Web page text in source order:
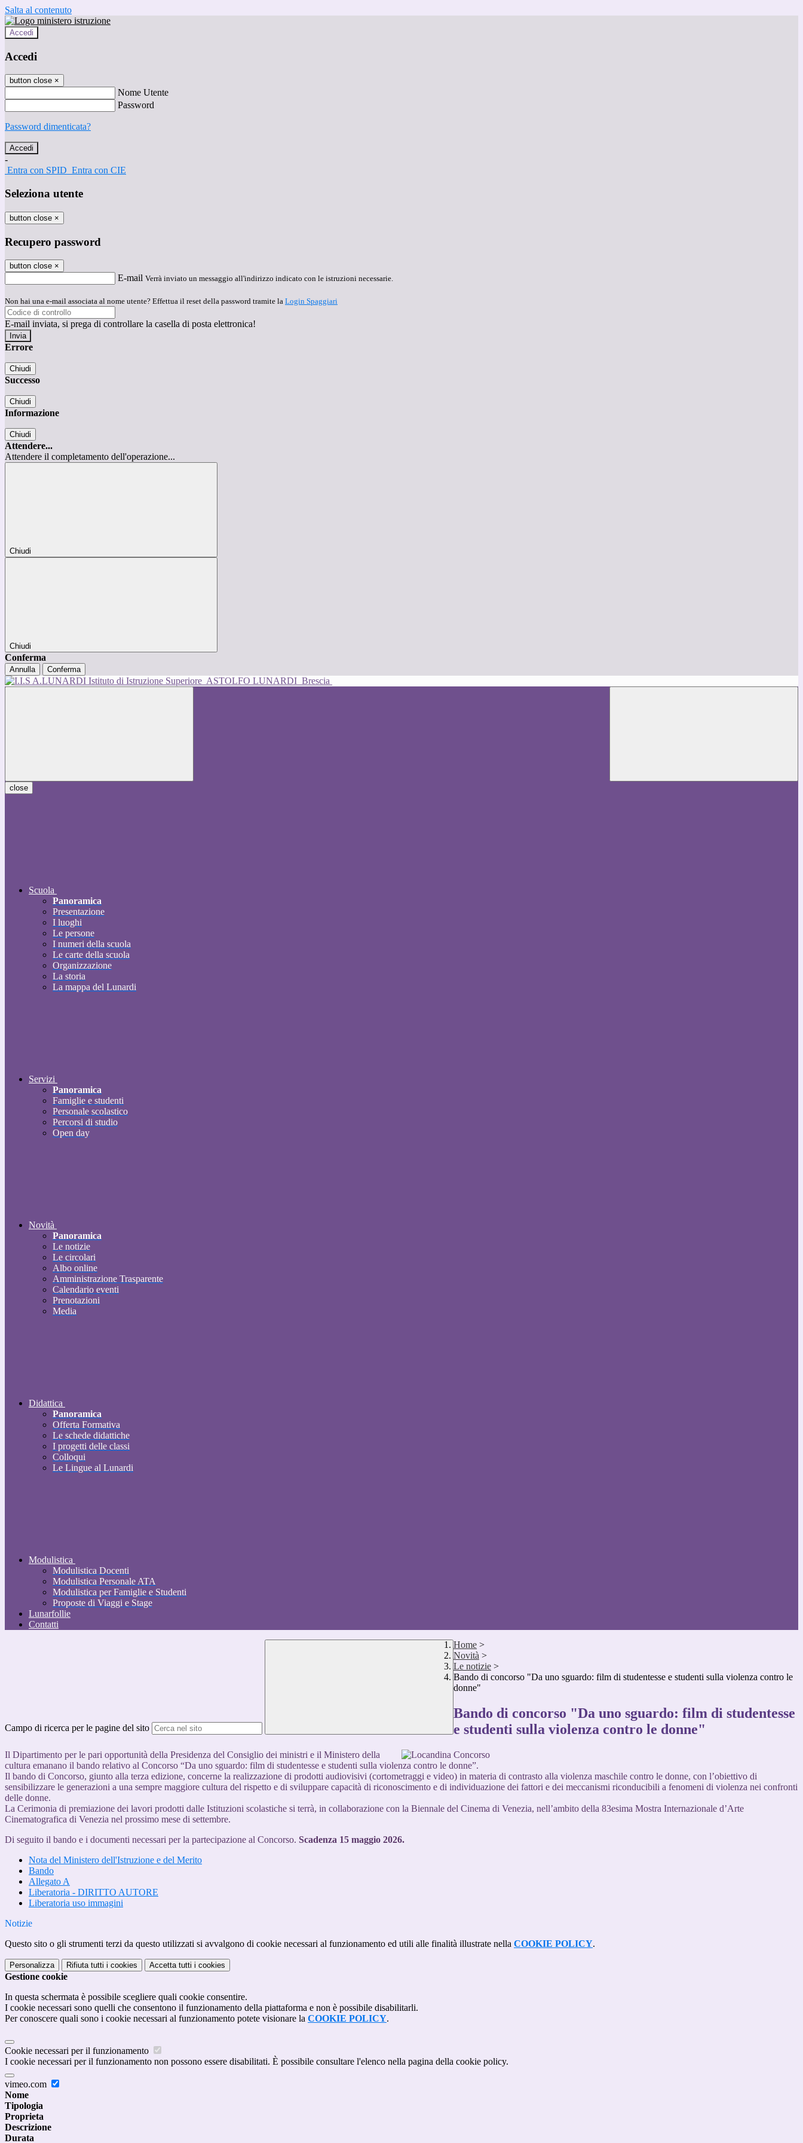
Salta al contenuto
Accedi
Accedi
button close ×
Nome Utente
Password
Password dimenticata?
-
Entra con SPID Entra con CIE
Seleziona utente
button close ×
Recupero password
button close ×
E-mail Verrà inviato un messaggio all'indirizzo indicato con le istruzioni necessarie.
Non hai una e-mail associata al nome utente? Effettua il reset della password tramite la Login Spaggiari
E-mail inviata, si prega di controllare la casella di posta elettronica!
Errore
Chiudi
Successo
Chiudi
Informazione
Chiudi
Attendere...
Attendere il completamento dell'operazione...
Chiudi
Chiudi
Conferma
Annulla Conferma
Istituto di Istruzione Superiore ASTOLFO LUNARDI Brescia
close
Scuola
Panoramica
Presentazione
I luoghi
Le persone
I numeri della scuola
Le carte della scuola
Organizzazione
La storia
La mappa del Lunardi
Servizi
Panoramica
Famiglie e studenti
Personale scolastico
Percorsi di studio
Open day
Novità
Panoramica
Le notizie
Le circolari
Albo online
Amministrazione Trasparente
Calendario eventi
Prenotazioni
Media
Didattica
Panoramica
Offerta Formativa
Le schede didattiche
I progetti delle classi
Colloqui
Le Lingue al Lunardi
Modulistica
Modulistica Docenti
Modulistica Personale ATA
Modulistica per Famiglie e Studenti
Proposte di Viaggi e Stage
Lunarfollie
Contatti
Campo di ricerca per le pagine del sito
Home >
Novità >
Le notizie >
Bando di concorso "Da uno sguardo: film di studentesse e studenti sulla violenza contro le
donne"
Bando di concorso "Da uno sguardo: film di studentesse
e studenti sulla violenza contro le donne"
Il Dipartimento per le pari opportunità della Presidenza del Consiglio dei ministri e il Ministero della
cultura emanano il bando relativo al Concorso “Da uno sguardo: film di studentesse e studenti sulla violenza contro le donne”.
Il bando di Concorso, giunto alla terza edizione, concerne la realizzazione di prodotti audiovisivi (cortometraggi e video) in materia di contrasto alla violenza maschile contro le donne, con l’obiettivo di
sensibilizzare le generazioni a una sempre maggiore cultura del rispetto e di sviluppare capacità di riconoscimento e di individuazione dei fattori e dei meccanismi riconducibili a fenomeni di violenza nei confronti
delle donne.
La Cerimonia di premiazione dei lavori prodotti dalle Istituzioni scolastiche si terrà, in collaborazione con la Biennale del Cinema di Venezia, nell’ambito della 83esima Mostra Internazionale d’Arte
Cinematografica di Venezia nel prossimo mese di settembre.
Di seguito il bando e i documenti necessari per la partecipazione al Concorso. Scadenza 15 maggio 2026.
Nota del Ministero dell'Istruzione e del Merito
Bando
Allegato A
Liberatoria - DIRITTO AUTORE
Liberatoria uso immagini
Notizie
Questo sito o gli strumenti terzi da questo utilizzati si avvalgono di cookie necessari al funzionamento ed utili alle finalità illustrate nella COOKIE POLICY.
Personalizza Rifiuta tutti i cookies Accetta tutti i cookies
Gestione cookie
In questa schermata è possibile scegliere quali cookie consentire.
I cookie necessari sono quelli che consentono il funzionamento della piattaforma e non è possibile disabilitarli.
Per conoscere quali sono i cookie necessari al funzionamento potete visionare la COOKIE POLICY.
Cookie necessari per il funzionamento
I cookie necessari per il funzionamento non possono essere disabilitati. È possibile consultare l'elenco nella pagina della cookie policy.
vimeo.com
Nome
Tipologia
Proprieta
Descrizione
Durata